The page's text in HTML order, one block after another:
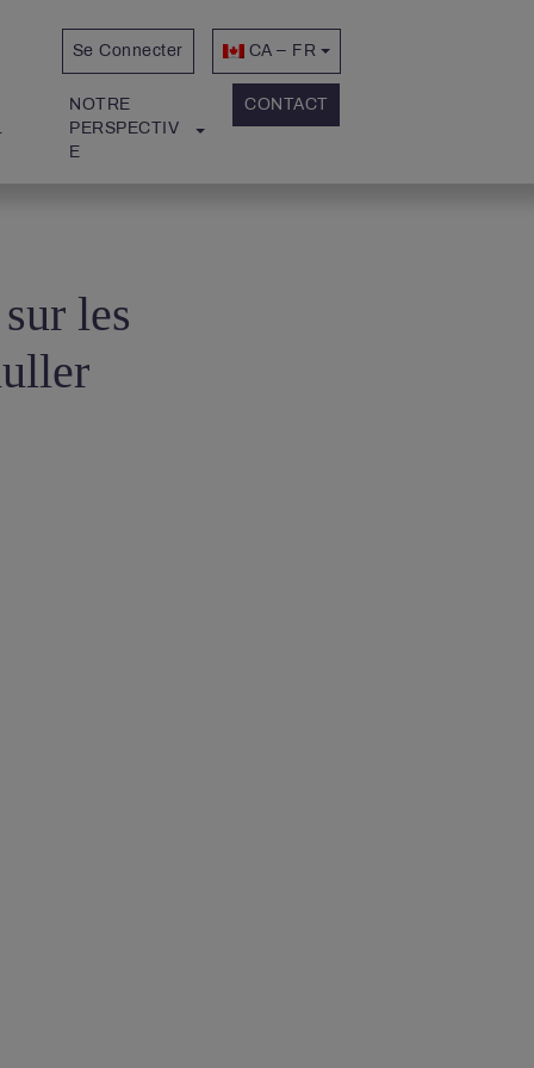
Se Connecter CA – FR
NOTRE
PERSPECTIV
E
CONTACT
les